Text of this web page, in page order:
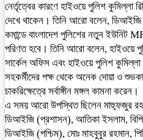
নের্তৃত্বের কারণে হাইওয়ে পুলিশ কুমিল্লা
দেখে থাকেন। তিনি আরো বলেন,
কমান্ডে বাংলাদেশ পুলিশের নতুন ইউনিট
পরিণত হবে। তিনি আরো বলেন, হাইওয়ে
সার্কেল অফিস এবং হাইওয়ে পুলিশ
সহকর্মীদের পক্ষ থেকে অনেক দোয়া ও
চাকরিক্ষেত্রে সর্বাঙ্গীন মঙ্গল কামনা করেন।
এ সময় আরো উপস্থিত ছিলেন মাহ্ফুজুর
ডিআইজি (প্রশাসন), আতিকা ইসলাম,
ডিআইজি (পশ্চিম), মোঃ মাহবুবুর রহমান,